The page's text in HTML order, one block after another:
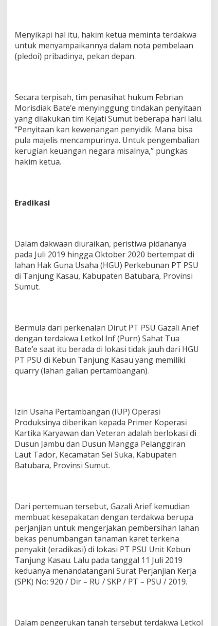
Menyikapi hal itu, hakim ketua meminta terdakwa
untuk menyampaikannya dalam nota pembelaan
(pledoi) pribadinya, pekan depan.
Secara terpisah, tim penasihat hukum Febrian
Morisdiak Bate’e menyinggung tindakan penyitaan
yang dilakukan tim Kejati Sumut beberapa hari lalu.
“Penyitaan kan kewenangan penyidik. Mana bisa
pula majelis mencampurinya. Untuk pengembalian
kerugian keuangan negara misalnya,” pungkas
hakim ketua.
Eradikasi
Dalam dakwaan diuraikan, peristiwa pidananya
pada Juli 2019 hingga Oktober 2020 bertempat di
lahan Hak Guna Usaha (HGU) Perkebunan PT PSU
di Tanjung Kasau, Kabupaten Batubara, Provinsi
Sumut.
Bermula dari perkenalan Dirut PT PSU Gazali Arief
dengan terdakwa Letkol Inf (Purn) Sahat Tua
Bate’e saat itu berada di lokasi tidak jauh dari HGU
PT PSU di Kebun Tanjung Kasau yang memiliki
quarry (lahan galian pertambangan).
Izin Usaha Pertambangan (IUP) Operasi
Produksinya diberikan kepada Primer Koperasi
Kartika Karyawan dan Veteran adalah berlokasi di
Dusun Jambu dan Dusun Mangga Pelanggiran
Laut Tador, Kecamatan Sei Suka, Kabupaten
Batubara, Provinsi Sumut.
Dari pertemuan tersebut, Gazali Arief kemudian
membuat kesepakatan dengan terdakwa berupa
perjanjian untuk mengerjakan pembersihan lahan
bekas penumbangan tanaman karet terkena
penyakit (eradikasi) di lokasi PT PSU Unit Kebun
Tanjung Kasau. Lalu pada tanggal 11 Juli 2019
keduanya menandatangani Surat Perjanjian Kerja
(SPK) No: 920 / Dir – RU / SKP / PT – PSU / 2019.
Dalam pengerukan tanah tersebut terdakwa Letkol